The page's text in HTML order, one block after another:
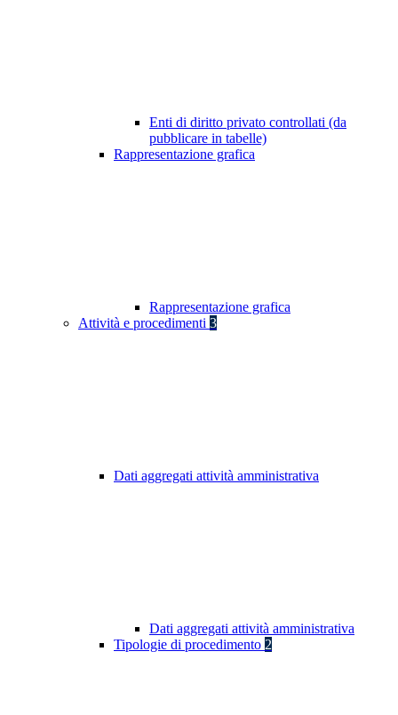
Enti di diritto privato controllati (da
pubblicare in tabelle)
Rappresentazione grafica
Rappresentazione grafica
Attività e procedimenti 3
Dati aggregati attività amministrativa
Dati aggregati attività amministrativa
Tipologie di procedimento 2